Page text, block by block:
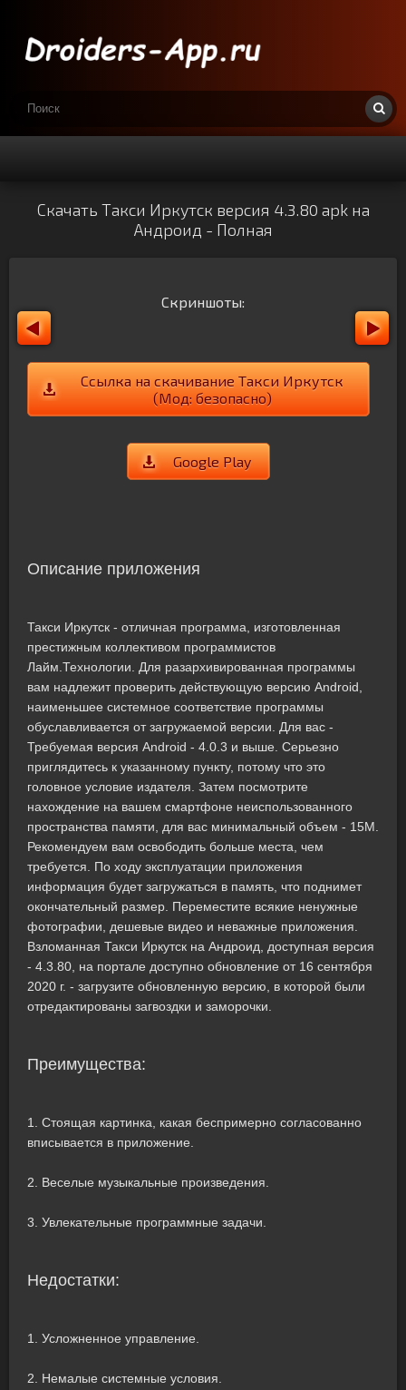
Скачать Такси Иркутск версия 4.3.80 apk на
Андроид - Полная
Скриншоты:
Ссылка на скачивание Такси Иркутск
(Мод: безопасно)
Google Play
Описание приложения
Такси Иркутск - отличная программа, изготовленная
престижным коллективом программистов
Лайм.Технологии. Для разархивированная программы
вам надлежит проверить действующую версию Android,
наименьшее системное соответствие программы
обуславливается от загружаемой версии. Для вас -
Требуемая версия Android - 4.0.3 и выше. Серьезно
приглядитесь к указанному пункту, потому что это
головное условие издателя. Затем посмотрите
нахождение на вашем смартфоне неиспользованного
пространства памяти, для вас минимальный объем - 15M.
Рекомендуем вам освободить больше места, чем
требуется. По ходу эксплуатации приложения
информация будет загружаться в память, что поднимет
окончательный размер. Переместите всякие ненужные
фотографии, дешевые видео и неважные приложения.
Взломанная Такси Иркутск на Андроид, доступная версия
- 4.3.80, на портале доступно обновление от 16 сентября
2020 г. - загрузите обновленную версию, в которой были
отредактированы загвоздки и заморочки.
Преимущества:
1. Стоящая картинка, какая беспримерно согласованно
вписывается в приложение.
2. Веселые музыкальные произведения.
3. Увлекательные программные задачи.
Недостатки:
1. Усложненное управление.
2. Немалые системные условия.